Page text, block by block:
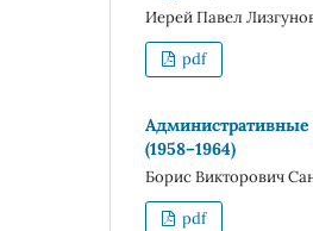
Иерей Павел
pdf
(1958–1964)
Борис Викторович
pdf